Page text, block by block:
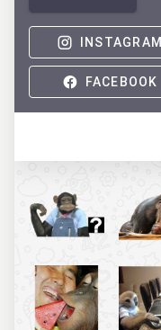
INSTAGRAM
FACEBOOK